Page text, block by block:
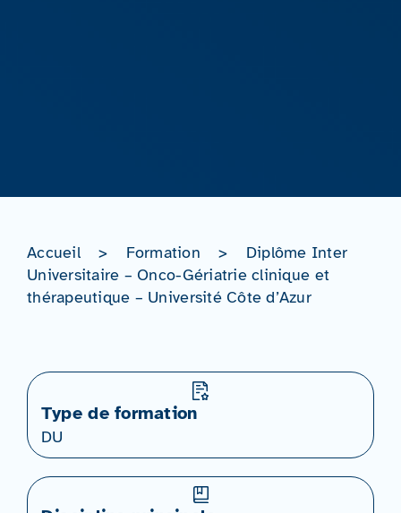
Accueil > Formation >
Diplôme Inter
Universitaire – Onco-Gériatrie clinique et
thérapeutique – Université Côte d’Azur
Type de formation
DU